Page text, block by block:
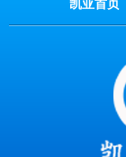
凯亚首页